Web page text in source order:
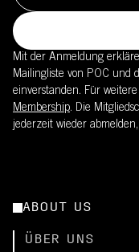
Mit der Anmeldung
Mailingliste von POC und
einverstanden. Für
Membership. Die
jederzeit wieder
ABOUT US
ÜBER UNS